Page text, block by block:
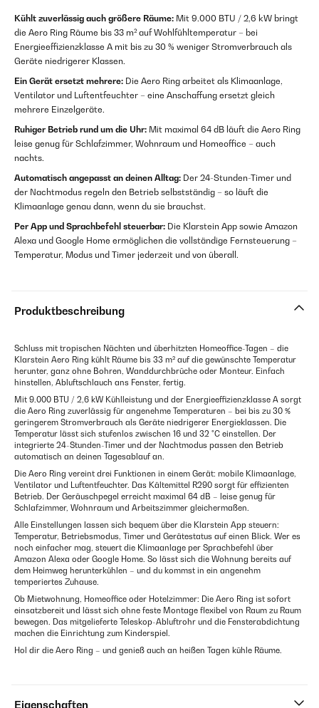
Kühlt zuverlässig auch größere Räume: Mit 9.000 BTU / 2,6 kW bringt
die Aero Ring Räume bis 33 m² auf Wohlfühltemperatur – bei
Energieeffizienzklasse A mit bis zu 30 % weniger Stromverbrauch als
Geräte niedrigerer Klassen.
Ein Gerät ersetzt mehrere: Die Aero Ring arbeitet als Klimaanlage,
Ventilator und Luftentfeuchter – eine Anschaffung ersetzt gleich
mehrere Einzelgeräte.
Ruhiger Betrieb rund um die Uhr: Mit maximal 64 dB läuft die Aero Ring
leise genug für Schlafzimmer, Wohnraum und Homeoffice – auch
nachts.
Automatisch angepasst an deinen Alltag: Der 24-Stunden-Timer und
der Nachtmodus regeln den Betrieb selbstständig – so läuft die
Klimaanlage genau dann, wenn du sie brauchst.
Per App und Sprachbefehl steuerbar: Die Klarstein App sowie Amazon
Alexa und Google Home ermöglichen die vollständige Fernsteuerung –
Temperatur, Modus und Timer jederzeit und von überall.
Produktbeschreibung
Schluss mit tropischen Nächten und überhitzten Homeoffice-Tagen – die
Klarstein Aero Ring kühlt Räume bis 33 m² auf die gewünschte Temperatur
herunter, ganz ohne Bohren, Wanddurchbrüche oder Monteur. Einfach
hinstellen, Abluftschlauch ans Fenster, fertig.
Mit 9.000 BTU / 2,6 kW Kühlleistung und der Energieeffizienzklasse A sorgt
die Aero Ring zuverlässig für angenehme Temperaturen – bei bis zu 30 %
geringerem Stromverbrauch als Geräte niedrigerer Energieklassen. Die
Temperatur lässt sich stufenlos zwischen 16 und 32 °C einstellen. Der
integrierte 24-Stunden-Timer und der Nachtmodus passen den Betrieb
automatisch an deinen Tagesablauf an.
Die Aero Ring vereint drei Funktionen in einem Gerät: mobile Klimaanlage,
Ventilator und Luftentfeuchter. Das Kältemittel R290 sorgt für effizienten
Betrieb. Der Geräuschpegel erreicht maximal 64 dB – leise genug für
Schlafzimmer, Wohnraum und Arbeitszimmer gleichermaßen.
Alle Einstellungen lassen sich bequem über die Klarstein App steuern:
Temperatur, Betriebsmodus, Timer und Gerätestatus auf einen Blick. Wer es
noch einfacher mag, steuert die Klimaanlage per Sprachbefehl über
Amazon Alexa oder Google Home. So lässt sich die Wohnung bereits auf
dem Heimweg herunterkühlen – und du kommst in ein angenehm
temperiertes Zuhause.
Ob Mietwohnung, Homeoffice oder Hotelzimmer: Die Aero Ring ist sofort
einsatzbereit und lässt sich ohne feste Montage flexibel von Raum zu Raum
bewegen. Das mitgelieferte Teleskop-Abluftrohr und die Fensterabdichtung
machen die Einrichtung zum Kinderspiel.
Hol dir die Aero Ring – und genieß auch an heißen Tagen kühle Räume.
Eigenschaften